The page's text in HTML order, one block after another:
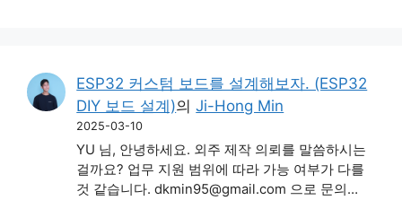
ESP32 커스텀 보드를 설계해보자. (ESP32
DIY 보드 설계)의Ji-Hong Min
2025-03-10
YU 님, 안녕하세요. 외주 제작 의뢰를 말씀하시는
걸까요? 업무 지원 범위에 따라 가능 여부가 다를
것 같습니다. dkmin95@gmail.com 으로 문의…